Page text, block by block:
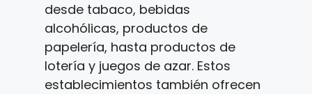
desde tabaco, bebidas
alcohólicas, productos de
papelería, hasta productos de
lotería y juegos de azar. Estos
establecimientos también ofrecen